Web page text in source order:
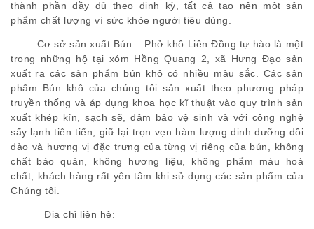
thành phần đầy đủ theo định kỳ, tất cả tạo nên một sản
phẩm chất lượng vì sức khỏe người tiêu dùng.
Cơ sở sản xuất Bún – Phở khô Liên Đồng tự hào là một
trong những hộ tại xóm Hồng Quang 2, xã Hưng Đạo sản
xuất ra các sản phẩm bún khô có nhiều màu sắc. Các sản
phẩm Bún khô của chúng tôi sản xuất theo phương pháp
truyền thống và áp dụng khoa học kĩ thuật vào quy trình sản
xuất khép kín, sạch sẽ, đảm bảo vệ sinh và với công nghệ
sấy lạnh tiên tiến, giữ lại trọn vẹn hàm lượng dinh dưỡng dồi
dào và hương vị đặc trưng của từng vị riêng của bún, không
chất bảo quản, không hương liệu, không phẩm màu hoá
chất, khách hàng rất yên tâm khi sử dụng các sản phẩm của
Chúng tôi.
Địa chỉ liên hệ: